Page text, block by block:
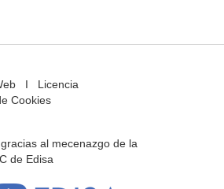
I Licencia
Cookies
al mecenazgo de la
de Edisa